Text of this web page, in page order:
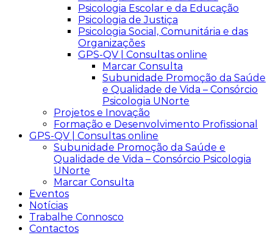
Psicologia Escolar e da Educação
Psicologia de Justiça
Psicologia Social, Comunitária e das
Organizações
GPS-QV | Consultas online
Marcar Consulta
Subunidade Promoção da Saúde
e Qualidade de Vida – Consórcio
Psicologia UNorte
Projetos e Inovação
Formação e Desenvolvimento Profissional
GPS-QV | Consultas online
Subunidade Promoção da Saúde e
Qualidade de Vida – Consórcio Psicologia
UNorte
Marcar Consulta
Eventos
Notícias
Trabalhe Connosco
Contactos